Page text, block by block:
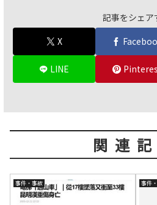
記事をシェア
X
LINE
関連
事件・事故 事件